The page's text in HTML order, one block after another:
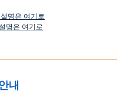
명은 여기로
명은 여기로
내